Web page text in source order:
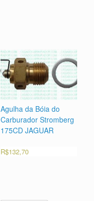
Agulha da Bóia do
Carburador Stromberg
175CD JAGUAR
R$132,70